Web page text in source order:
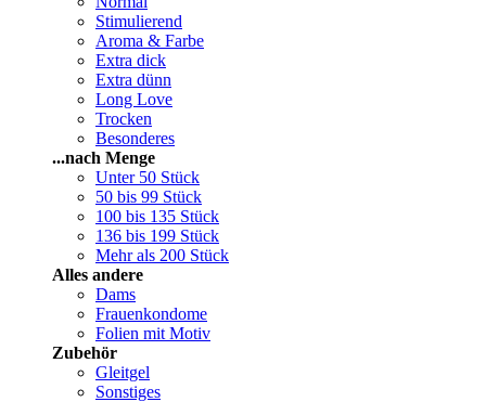
Stimulierend
Aroma & Farbe
Extra dick
Extra dünn
Long Love
Trocken
Besonderes
...nach Menge
Unter 50 Stück
50 bis 99 Stück
100 bis 135 Stück
136 bis 199 Stück
Mehr als 200 Stück
Alles andere
Dams
Frauenkondome
Folien mit Motiv
Zubehör
Gleitgel
Sonstiges